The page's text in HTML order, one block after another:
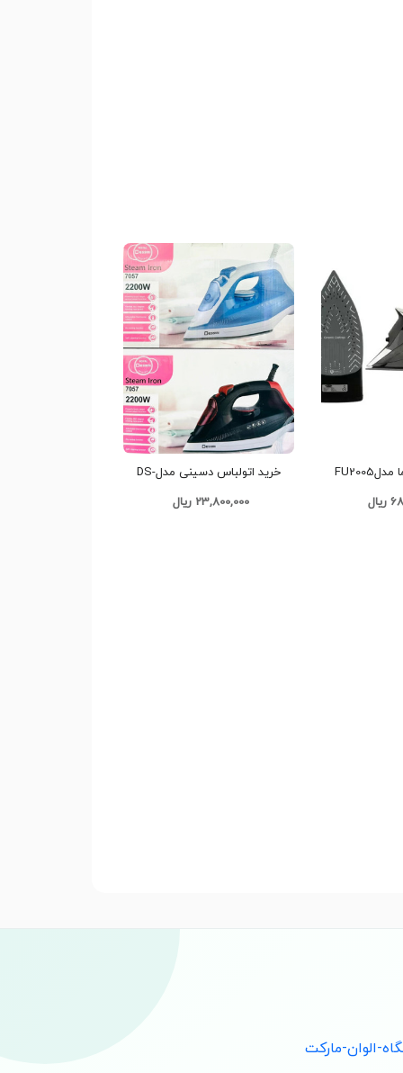
خرید اتوبخار فوما مدلFU2005
خرید اتو‌لباس دسینی مدلDS-
23,800,000 ریال